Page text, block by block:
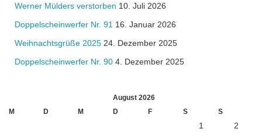
Werner Mülders verstorben 10. Juli 2026
Doppelscheinwerfer Nr. 91 16. Januar 2026
Weihnachtsgrüße 2025 24. Dezember 2025
Doppelscheinwerfer Nr. 90 4. Dezember 2025
August 2026
M
D M D F S S
1 2